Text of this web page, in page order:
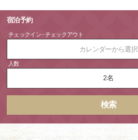
宿泊予約
チェックイン - チェックアウト
カレンダーから選択
人数
検索